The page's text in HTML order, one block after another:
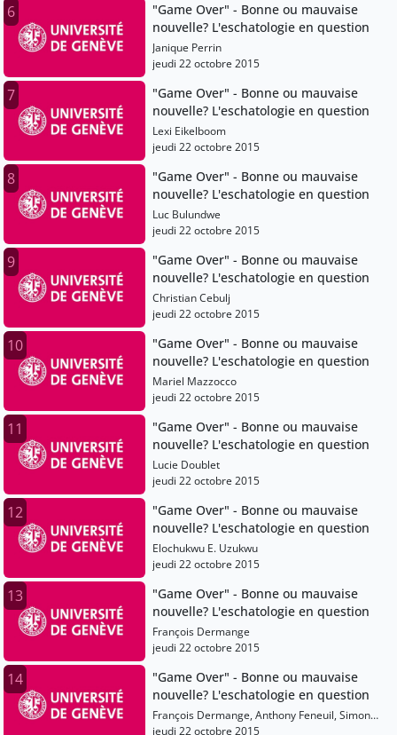
6
"Game Over" - Bonne ou mauvaise
nouvelle? L'eschatologie en question
Janique Perrin
jeudi 22 octobre 2015
7
"Game Over" - Bonne ou mauvaise
nouvelle? L'eschatologie en question
Lexi Eikelboom
jeudi 22 octobre 2015
8
"Game Over" - Bonne ou mauvaise
nouvelle? L'eschatologie en question
Luc Bulundwe
jeudi 22 octobre 2015
9
"Game Over" - Bonne ou mauvaise
nouvelle? L'eschatologie en question
Christian Cebulj
jeudi 22 octobre 2015
10
"Game Over" - Bonne ou mauvaise
nouvelle? L'eschatologie en question
Mariel Mazzocco
jeudi 22 octobre 2015
11
"Game Over" - Bonne ou mauvaise
nouvelle? L'eschatologie en question
Lucie Doublet
jeudi 22 octobre 2015
12
"Game Over" - Bonne ou mauvaise
nouvelle? L'eschatologie en question
Elochukwu E. Uzukwu
jeudi 22 octobre 2015
13
"Game Over" - Bonne ou mauvaise
nouvelle? L'eschatologie en question
François Dermange
jeudi 22 octobre 2015
14
"Game Over" - Bonne ou mauvaise
nouvelle? L'eschatologie en question
François Dermange, Anthony Feneuil, Simon
Butticaz, Hans-Christoph Askani, Mathias
jeudi 22 octobre 2015